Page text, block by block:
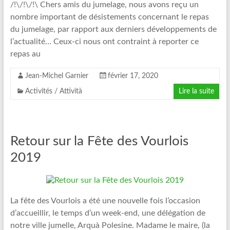
/!\/!\/!\ Chers amis du jumelage, nous avons reçu un
nombre important de désistements concernant le repas
du jumelage, par rapport aux derniers développements de
l’actualité… Ceux-ci nous ont contraint à reporter ce
repas au
Jean-Michel Garnier février 17, 2020
Activités / Attività Lire la suite
Retour sur la Fête des Vourlois
2019
La fête des Vourlois a été une nouvelle fois l’occasion
d’accueillir, le temps d’un week-end, une délégation de
notre ville jumelle, Arquà Polesine. Madame le maire, (la